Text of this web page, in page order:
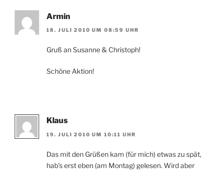
Armin
18. JULI 2010 UM 08:59 UHR
Gruß an Susanne & Christoph!
Schöne Aktion!
Klaus
19. JULI 2010 UM 10:11 UHR
Das mit den Grüßen kam (für mich) etwas zu spät,
hab’s erst eben (am Montag) gelesen. Wird aber